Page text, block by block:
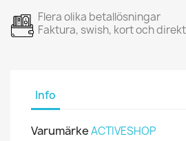
Flera olika betallösningar
Faktura, swish, kort och
Info
VarumärkeACTIVESHOP